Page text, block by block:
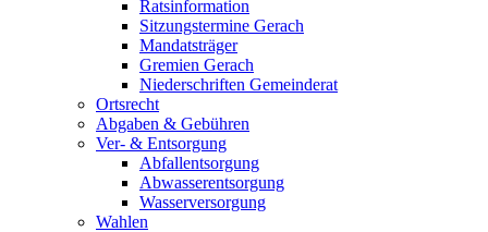
Ratsinformation
Sitzungstermine Gerach
Mandatsträger
Gremien Gerach
Niederschriften Gemeinderat
Ortsrecht
Abgaben & Gebühren
Ver- & Entsorgung
Abfallentsorgung
Abwasserentsorgung
Wasserversorgung
Wahlen